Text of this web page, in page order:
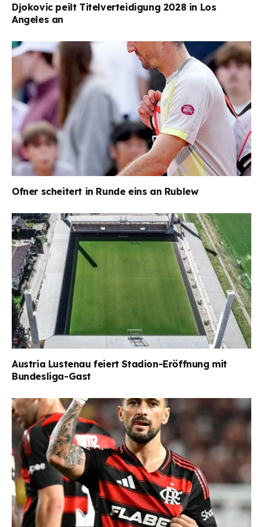
Djokovic peilt Titelverteidigung 2028 in Los
Angeles an
Ofner scheitert in Runde eins an Rublew
Austria Lustenau feiert Stadion-Eröffnung mit
Bundesliga-Gast